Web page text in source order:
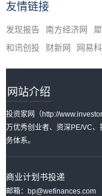
友情链接
发现报告 南方经济网
和讯创投
财新网 网易
网站介绍
投资家网（http://
万优秀创业者、资深PE/VC
务体系。
商业计划书投递
邮箱：bp@wefinances.com